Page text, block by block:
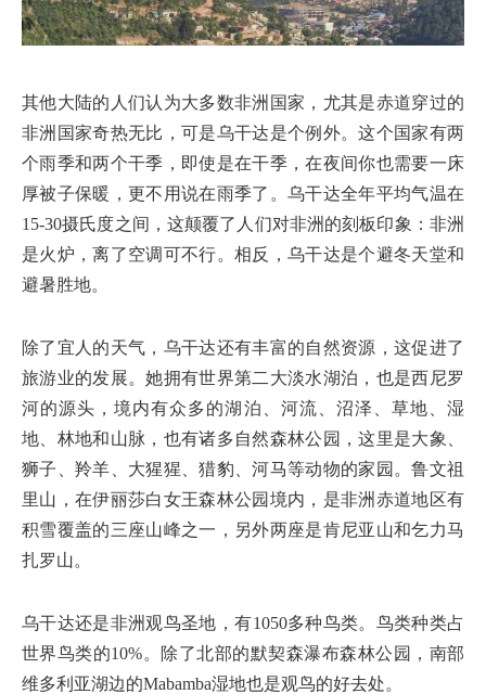
其他大陆的人们认为大多数非洲国家，尤其是赤道穿过的
非洲国家奇热无比，可是乌干达是个例外。这个国家有两
个雨季和两个干季，即使是在干季，在夜间你也需要一床
厚被子保暖，更不用说在雨季了。乌干达全年平均气温在
15-30摄氏度之间，这颠覆了人们对非洲的刻板印象：非洲
是火炉，离了空调可不行。相反，乌干达是个避冬天堂和
避暑胜地。
除了宜人的天气，乌干达还有丰富的自然资源，这促进了
旅游业的发展。她拥有世界第二大淡水湖泊，也是西尼罗
河的源头，境内有众多的湖泊、河流、沼泽、草地、湿
地、林地和山脉，也有诸多自然森林公园，这里是大象、
狮子、羚羊、大猩猩、猎豹、河马等动物的家园。鲁文祖
里山，在伊丽莎白女王森林公园境内，是非洲赤道地区有
积雪覆盖的三座山峰之一，另外两座是肯尼亚山和乞力马
扎罗山。
乌干达还是非洲观鸟圣地，有1050多种鸟类。鸟类种类占
世界鸟类的10%。除了北部的默契森瀑布森林公园，南部
维多利亚湖边的Mabamba湿地也是观鸟的好去处。